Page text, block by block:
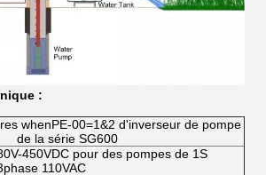
:
whenPE-00=1&2 d'inverseur de pompe
de la série SG600
450VDC pour des pompes de 1S
110VAC